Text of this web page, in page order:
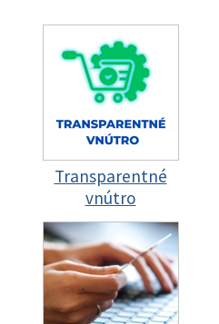
Transparentné
vnútro